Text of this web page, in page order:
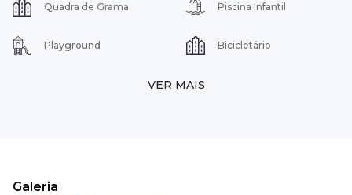
Quadra de Grama Piscina Infantil
Playground Bicicletário
VER MAIS
Galeria